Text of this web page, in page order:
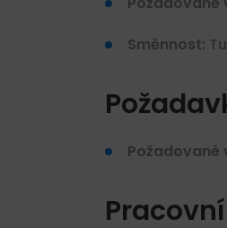
Směnnost:
Požadované